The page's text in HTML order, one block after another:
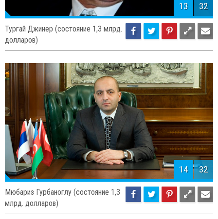
13 32
Тургай Джинер (состояние 1,3 млрд.
долларов)
14 32
Мюбариз Гурбаноглу (состояние 1,3
млрд. долларов)